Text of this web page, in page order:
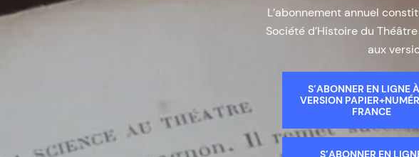
L’abonnement annuel
Société d’Histoire du
aux
S’ABONNER EN LIGNE
VERSION
FRANCE
S’ABONNER EN